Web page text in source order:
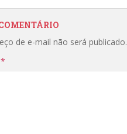
de e-mail não será publicado.
*